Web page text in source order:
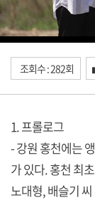
조회수 : 282회
1. 프롤로그
- 강원 홍천에는
가 있다. 홍천 최
노대형, 배슬기